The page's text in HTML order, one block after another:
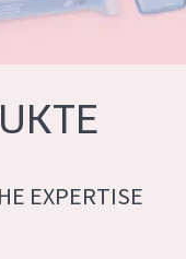
EXPERTISE